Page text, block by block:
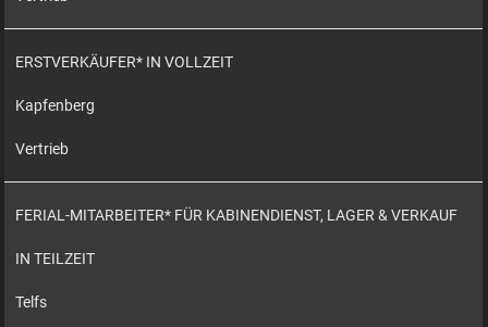
ERSTVERKÄUFER* IN VOLLZEIT
Kapfenberg
Vertrieb
FERIAL-MITARBEITER* FÜR KABINENDIENST, LAGER & VERKAUF
IN TEILZEIT
Telfs